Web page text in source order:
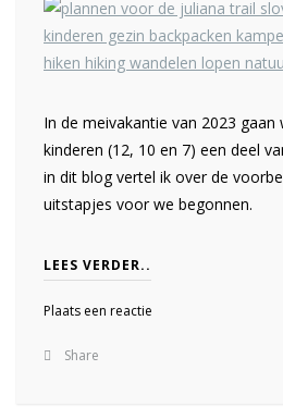
In de meivakantie van 2023 gaan
kinderen (12, 10 en 7) een deel
in dit blog vertel ik over de
uitstapjes voor we begonnen.
LEES VERDER..
Plaats een reactie
Share